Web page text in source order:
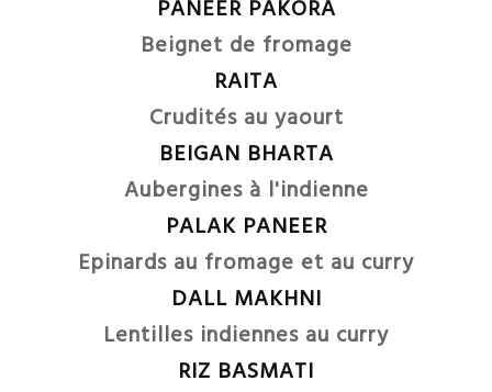
PANEER PAKORA
Beignet de fromage
RAITA
Crudités au yaourt
BEIGAN BHARTA
Aubergines à l'indienne
PALAK PANEER
Epinards au fromage et au curry
DALL MAKHNI
Lentilles indiennes au curry
RIZ BASMATI